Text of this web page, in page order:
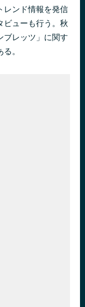
レンド情報を発信
ビューも行う。秋
ブレッツ」に関す
。